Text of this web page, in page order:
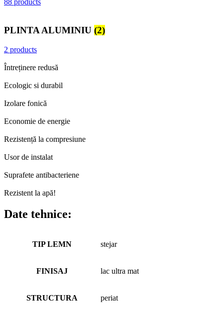
88 products
PLINTA ALUMINIU (2)
2 products
Întreținere redusă
Ecologic si durabil
Izolare fonică
Economie de energie
Rezistență la compresiune
Usor de instalat
Suprafete antibacteriene
Rezistent la apă!
Date tehnice:
TIP LEMN stejar
FINISAJ lac ultra mat
STRUCTURA periat